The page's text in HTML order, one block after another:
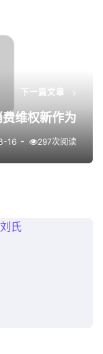
下一篇文章
维权新作为
16 297次阅读